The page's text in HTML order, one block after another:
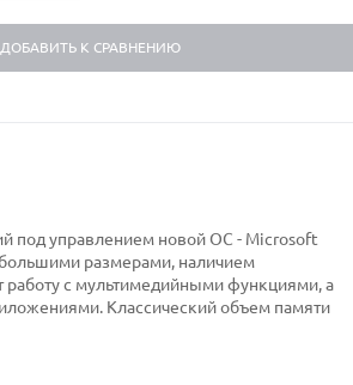
ДОБАВИТЬ К СРАВНЕНИЮ
под управлением новой ОС - Microsoft
размерами, наличием
с мультимедийными функциями, а
Классический объем памяти